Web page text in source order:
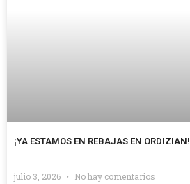
¡YA ESTAMOS EN REBAJAS EN ORDIZIAN!
julio 3, 2026 No hay comentarios